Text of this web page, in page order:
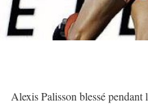
Alexis Palisson blessé pendant